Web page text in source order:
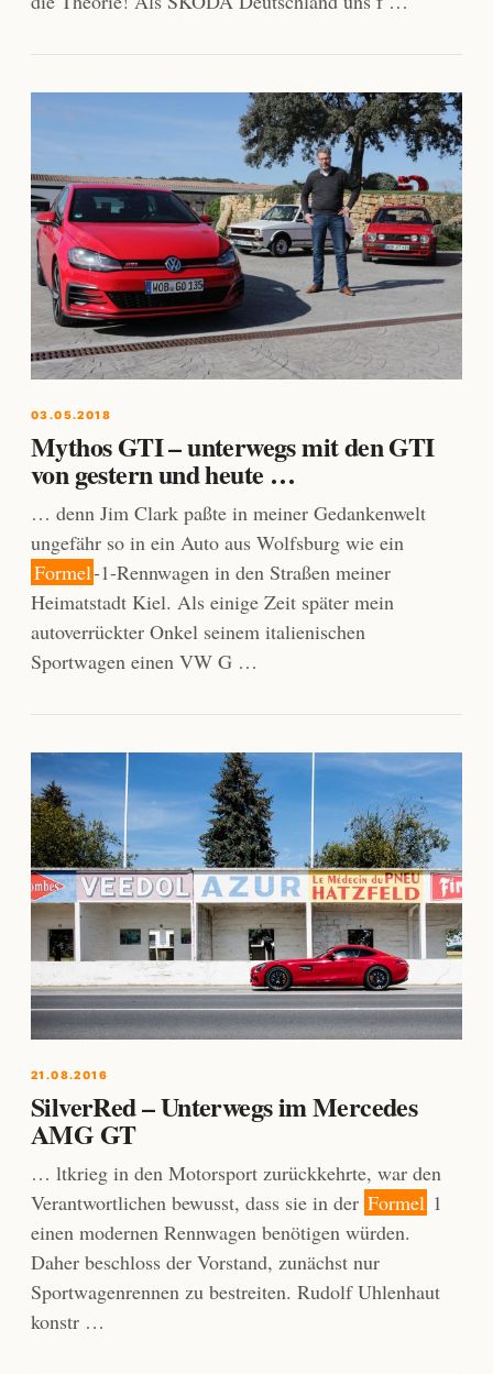
03.05.2018
Mythos GTI – unterwegs mit den GTI
von gestern und heute …
… denn Jim Clark paßte in meiner Gedankenwelt
ungefähr so in ein Auto aus Wolfsburg wie ein
Formel-1-Rennwagen in den Straßen meiner
Heimatstadt Kiel. Als einige Zeit später mein
autoverrückter Onkel seinem italienischen
Sportwagen einen VW G …
21.08.2016
SilverRed – Unterwegs im Mercedes
AMG GT
… ltkrieg in den Motorsport zurückkehrte, war den
Verantwortlichen bewusst, dass sie in der Formel 1
einen modernen Rennwagen benötigen würden.
Daher beschloss der Vorstand, zunächst nur
Sportwagenrennen zu bestreiten. Rudolf Uhlenhaut
konstr …